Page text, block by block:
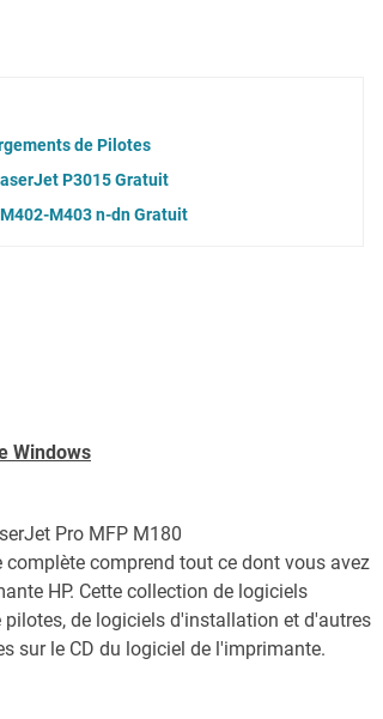
de Pilotes
P3015 Gratuit
M403 n-dn Gratuit
Windows
Pro MFP M180
comprend tout ce dont vous avez
HP. Cette collection de logiciels
de logiciels d'installation et d'autres
sur le CD du logiciel de l'imprimante.